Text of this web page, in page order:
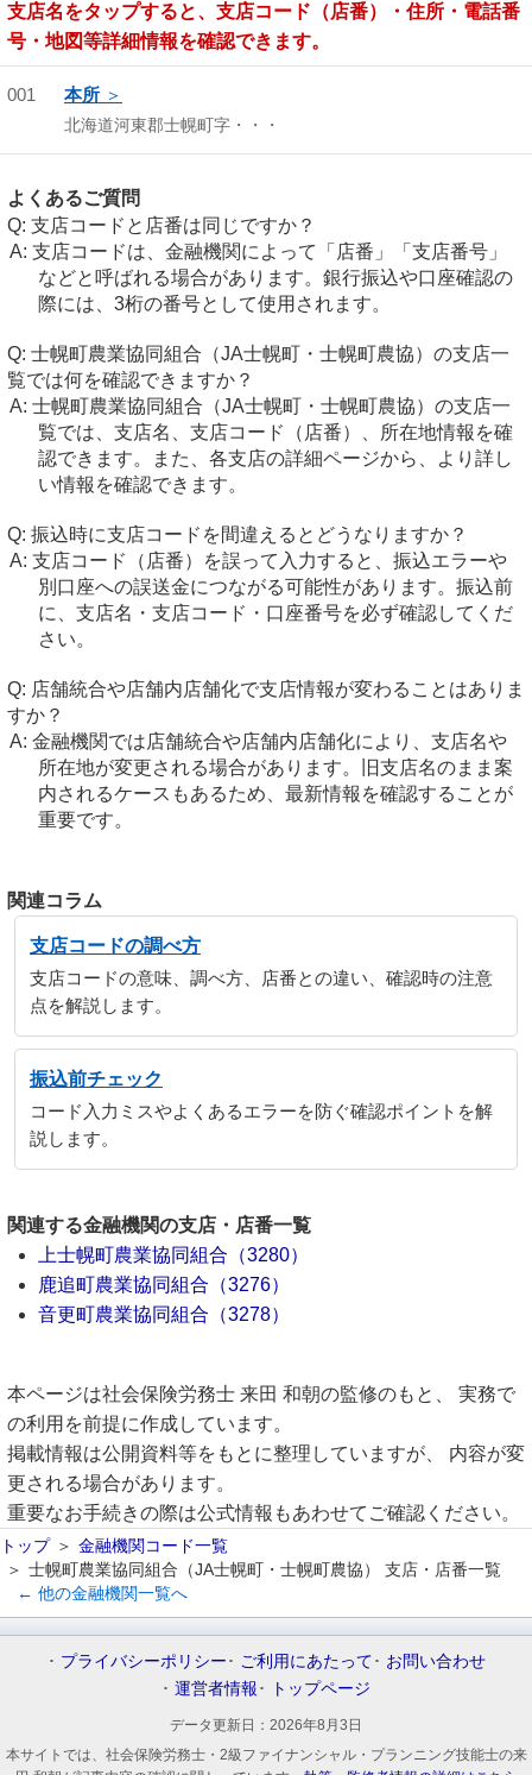
支店名をタップすると、支店コード（店番）・住所・電話番
号・地図等詳細情報を確認できます。
001 本所
北海道河東郡士幌町字・・・
よくあるご質問
支店コードと店番は同じですか？
支店コードは、金融機関によって「店番」「支店番号」
などと呼ばれる場合があります。銀行振込や口座確認の
際には、3桁の番号として使用されます。
士幌町農業協同組合（JA士幌町・士幌町農協）の支店一
覧では何を確認できますか？
士幌町農業協同組合（JA士幌町・士幌町農協）の支店一
覧では、支店名、支店コード（店番）、所在地情報を確
認できます。また、各支店の詳細ページから、より詳し
い情報を確認できます。
振込時に支店コードを間違えるとどうなりますか？
支店コード（店番）を誤って入力すると、振込エラーや
別口座への誤送金につながる可能性があります。振込前
に、支店名・支店コード・口座番号を必ず確認してくだ
さい。
店舗統合や店舗内店舗化で支店情報が変わることはありま
すか？
金融機関では店舗統合や店舗内店舗化により、支店名や
所在地が変更される場合があります。旧支店名のまま案
内されるケースもあるため、最新情報を確認することが
重要です。
関連コラム
支店コードの調べ方
支店コードの意味、調べ方、店番との違い、確認時の注意
点を解説します。
振込前チェック
コード入力ミスやよくあるエラーを防ぐ確認ポイントを解
説します。
関連する金融機関の支店・店番一覧
上士幌町農業協同組合（3280）
鹿追町農業協同組合（3276）
音更町農業協同組合（3278）
本ページは社会保険労務士 来田 和朝の監修のもと、 実務で
の利用を前提に作成しています。
掲載情報は公開資料等をもとに整理していますが、 内容が変
更される場合があります。
重要なお手続きの際は公式情報もあわせてご確認ください。
トップ
金融機関コード一覧
士幌町農業協同組合（JA士幌町・士幌町農協） 支店・店番一覧
← 他の金融機関一覧へ
プライバシーポリシー ご利用にあたって
お問い合わせ
運営者情報
トップページ
データ更新日： 2026年8月3日
本サイトでは、社会保険労務士・2級ファイナンシャル・プランニング技能士の来